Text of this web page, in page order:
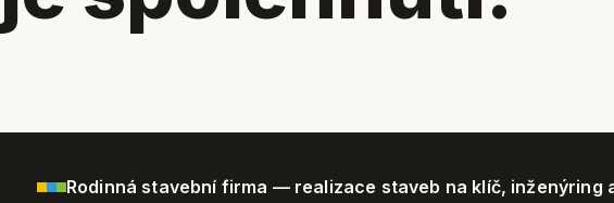
Rodinná stavební firma — realizace staveb na klíč, inženýring